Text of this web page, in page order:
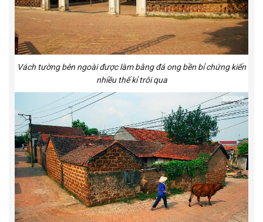
Vách tường bên ngoài được làm bằng đá ong bền bỉ chứng kiến
nhiều thế kỉ trôi qua